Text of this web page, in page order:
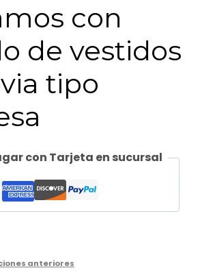
con
de vestidos
tipo
con Tarjeta en sucursal
anteriores